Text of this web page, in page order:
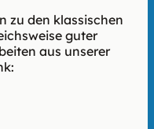
zu den klassischen
guter
aus unserer